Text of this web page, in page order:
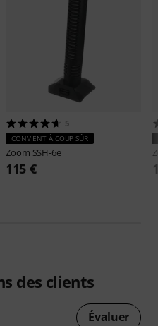
5
CONVIENT À COUP SÛR
Zoom SSH-6e
115 €
des clients
Évaluer